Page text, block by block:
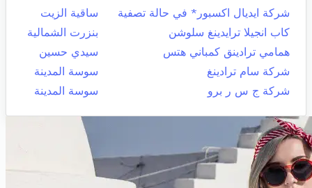
شركة ايديال اكسبور* في حالة تصفية
ساقية الزيت
كاب انجيلا ترايدينغ سلوشن
بنزرت الشمالية
همامي ترادينق كمباني هتس
سيدي حسين
شركة سام ترادينغ
سوسة المدينة
شركة ج س ر برو
سوسة المدينة